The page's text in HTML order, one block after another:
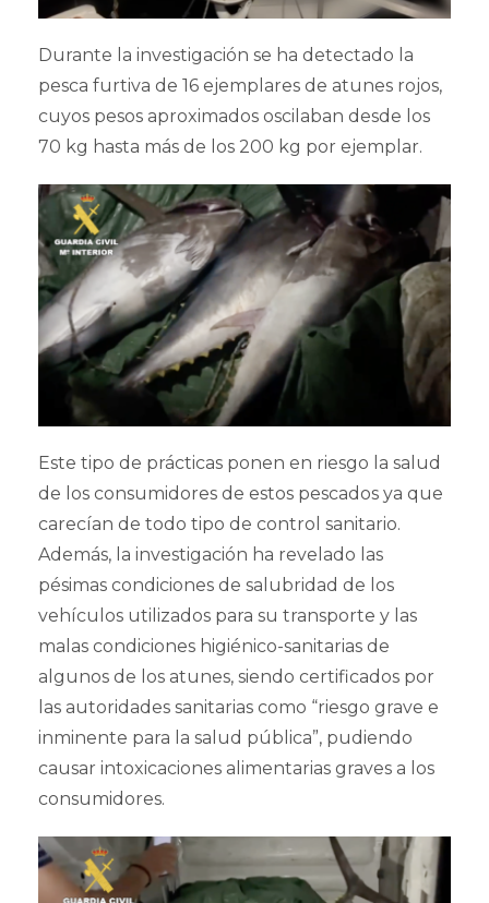
Durante la investigación se ha detectado la
pesca furtiva de 16 ejemplares de atunes rojos,
cuyos pesos aproximados oscilaban desde los
70 kg hasta más de los 200 kg por ejemplar.
Este tipo de prácticas ponen en riesgo la salud
de los consumidores de estos pescados ya que
carecían de todo tipo de control sanitario.
Además, la investigación ha revelado las
pésimas condiciones de salubridad de los
vehículos utilizados para su transporte y las
malas condiciones higiénico-sanitarias de
algunos de los atunes, siendo certificados por
las autoridades sanitarias como “riesgo grave e
inminente para la salud pública”, pudiendo
causar intoxicaciones alimentarias graves a los
consumidores.